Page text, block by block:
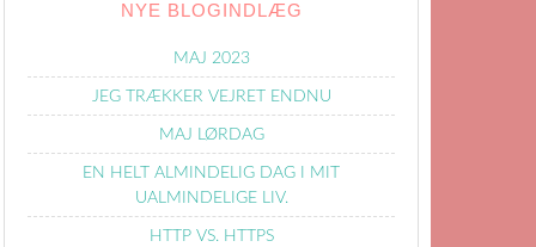
NYE BLOGINDLÆG
MAJ 2023
JEG TRÆKKER VEJRET ENDNU
MAJ LØRDAG
EN HELT ALMINDELIG DAG I MIT
UALMINDELIGE LIV.
HTTP VS. HTTPS